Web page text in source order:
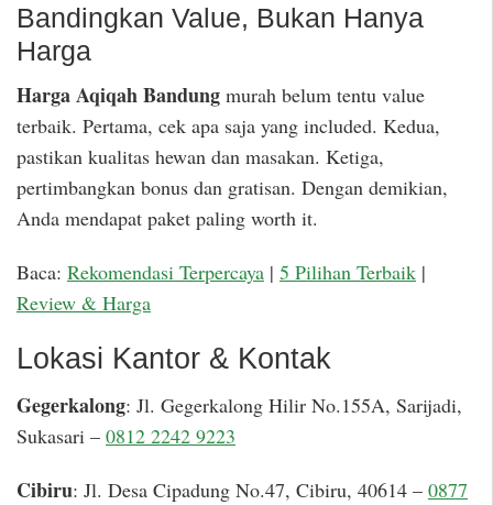
Bandingkan Value, Bukan Hanya
Harga
Harga Aqiqah Bandung murah belum tentu value
terbaik. Pertama, cek apa saja yang included. Kedua,
pastikan kualitas hewan dan masakan. Ketiga,
pertimbangkan bonus dan gratisan. Dengan demikian,
Anda mendapat paket paling worth it.
Baca: Rekomendasi Terpercaya | 5 Pilihan Terbaik |
Review & Harga
Lokasi Kantor & Kontak
Gegerkalong: Jl. Gegerkalong Hilir No.155A, Sarijadi,
Sukasari – 0812 2242 9223
Cibiru: Jl. Desa Cipadung No.47, Cibiru, 40614 – 0877